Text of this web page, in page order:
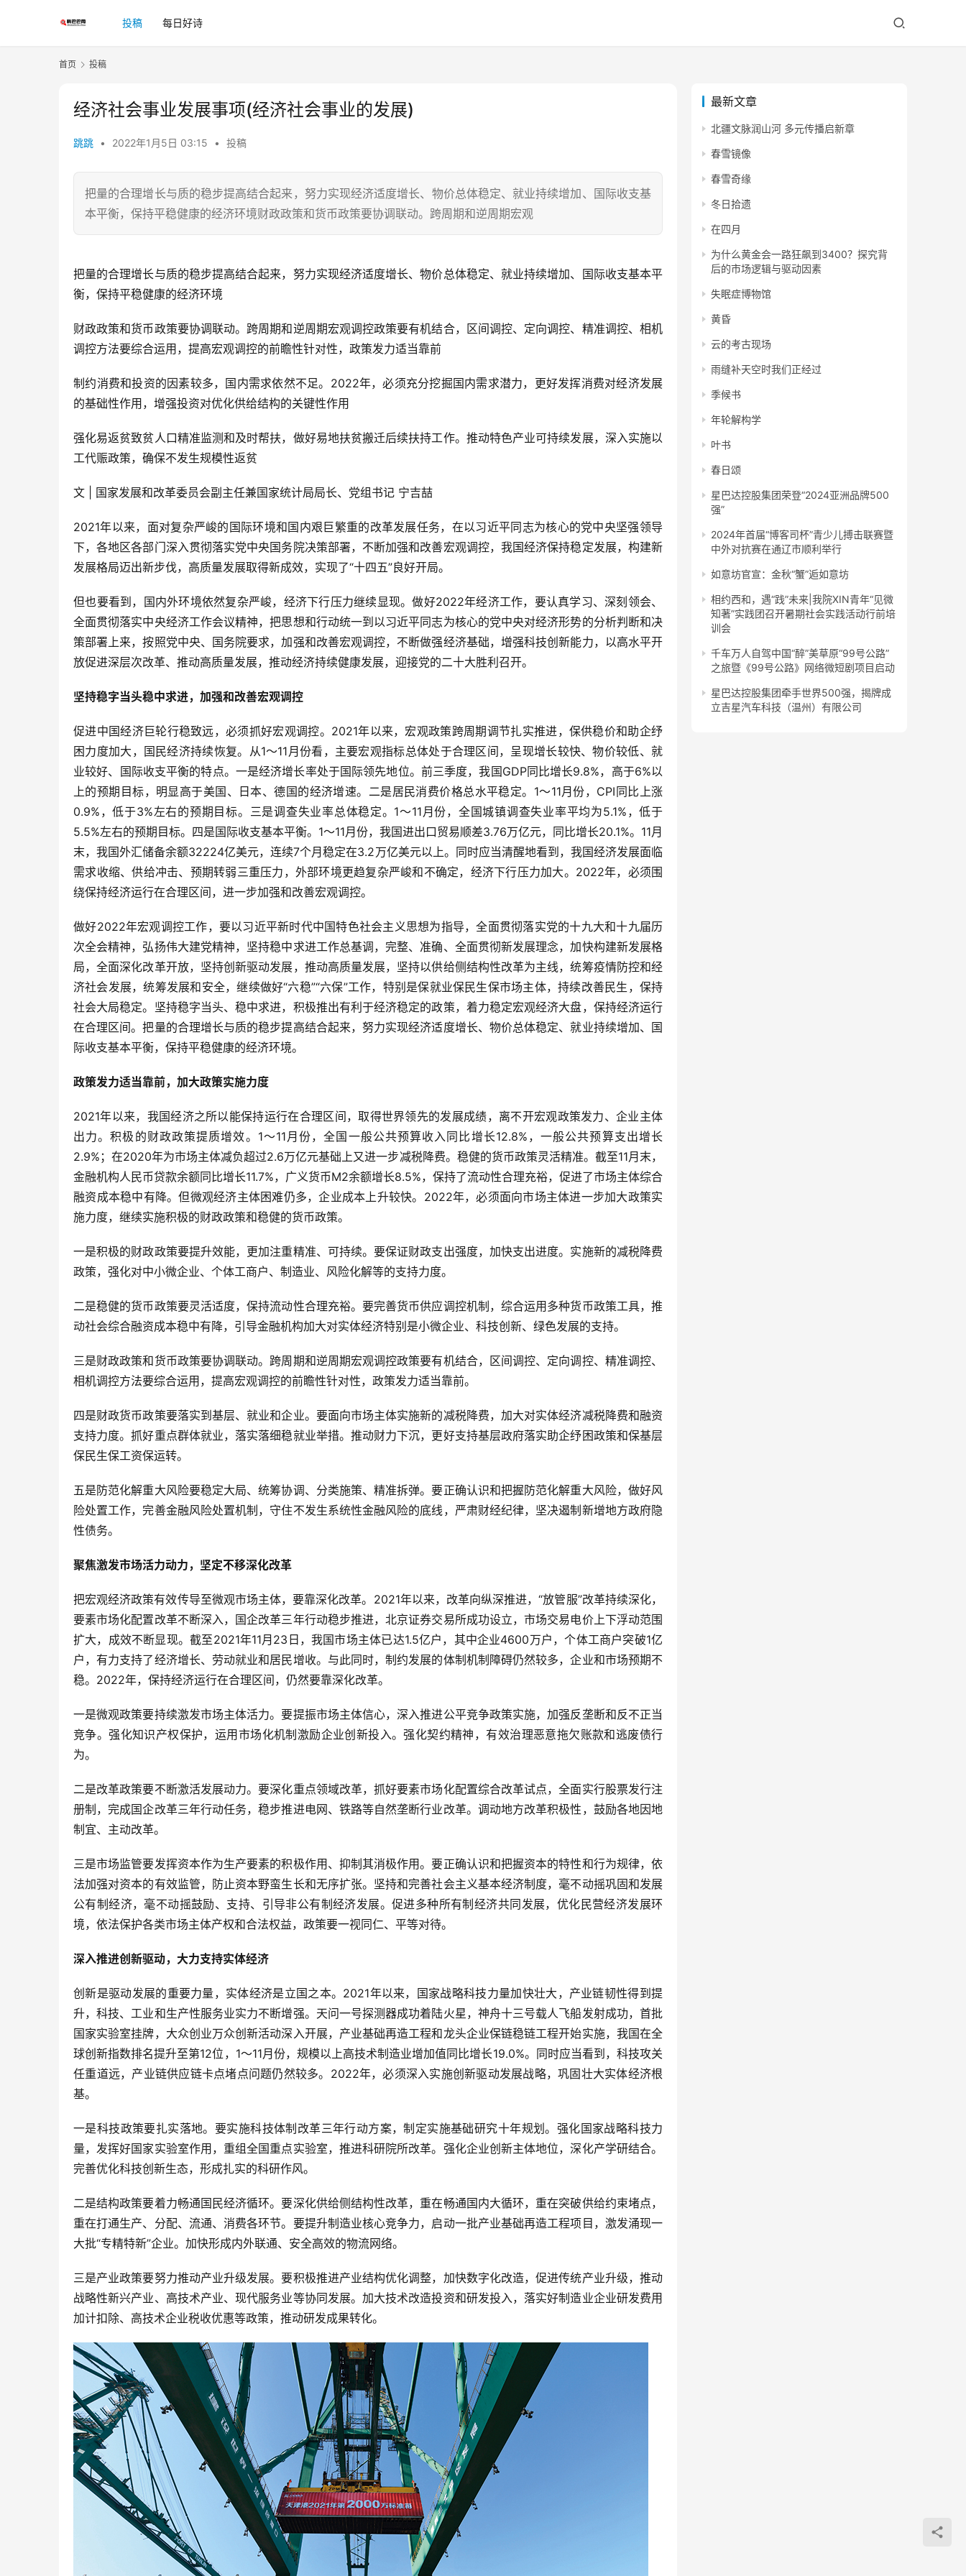
投稿 每日好诗
首页 投稿
经济社会事业发展事项(经济社会事业的发展)
跳跳 • 2022年1月5日 03:15 • 投稿
把量的合理增长与质的稳步提高结合起来，努力实现经济适度增长、物价总体稳定、就业持续增加、国际收支基
本平衡，保持平稳健康的经济环境财政政策和货币政策要协调联动。跨周期和逆周期宏观
把量的合理增长与质的稳步提高结合起来，努力实现经济适度增长、物价总体稳定、就业持续增加、国际收支基本平
衡，保持平稳健康的经济环境
财政政策和货币政策要协调联动。跨周期和逆周期宏观调控政策要有机结合，区间调控、定向调控、精准调控、相机
调控方法要综合运用，提高宏观调控的前瞻性针对性，政策发力适当靠前
制约消费和投资的因素较多，国内需求依然不足。2022年，必须充分挖掘国内需求潜力，更好发挥消费对经济发展
的基础性作用，增强投资对优化供给结构的关键性作用
强化易返贫致贫人口精准监测和及时帮扶，做好易地扶贫搬迁后续扶持工作。推动特色产业可持续发展，深入实施以
工代赈政策，确保不发生规模性返贫
文 | 国家发展和改革委员会副主任兼国家统计局局长、党组书记 宁吉喆
2021年以来，面对复杂严峻的国际环境和国内艰巨繁重的改革发展任务，在以习近平同志为核心的党中央坚强领导
下，各地区各部门深入贯彻落实党中央国务院决策部署，不断加强和改善宏观调控，我国经济保持稳定发展，构建新
发展格局迈出新步伐，高质量发展取得新成效，实现了“十四五”良好开局。
但也要看到，国内外环境依然复杂严峻，经济下行压力继续显现。做好2022年经济工作，要认真学习、深刻领会、
全面贯彻落实中央经济工作会议精神，把思想和行动统一到以习近平同志为核心的党中央对经济形势的分析判断和决
策部署上来，按照党中央、国务院要求，加强和改善宏观调控，不断做强经济基础，增强科技创新能力，以高水平开
放促进深层次改革、推动高质量发展，推动经济持续健康发展，迎接党的二十大胜利召开。
坚持稳字当头稳中求进， 加强和改善宏观调控
促进中国经济巨轮行稳致远，必须抓好宏观调控。2021年以来，宏观政策跨周期调节扎实推进，保供稳价和助企纾
困力度加大，国民经济持续恢复。从1～11月份看，主要宏观指标总体处于合理区间，呈现增长较快、物价较低、就
业较好、国际收支平衡的特点。一是经济增长率处于国际领先地位。前三季度，我国GDP同比增长9.8%，高于6%以
上的预期目标，明显高于美国、日本、德国的经济增速。二是居民消费价格总水平稳定。1～11月份，CPI同比上涨
0.9%，低于3%左右的预期目标。三是调查失业率总体稳定。1～11月份，全国城镇调查失业率平均为5.1%，低于
5.5%左右的预期目标。四是国际收支基本平衡。1～11月份，我国进出口贸易顺差3.76万亿元，同比增长20.1%。11月
末，我国外汇储备余额32224亿美元，连续7个月稳定在3.2万亿美元以上。同时应当清醒地看到，我国经济发展面临
需求收缩、供给冲击、预期转弱三重压力，外部环境更趋复杂严峻和不确定，经济下行压力加大。2022年，必须围
绕保持经济运行在合理区间，进一步加强和改善宏观调控。
做好2022年宏观调控工作，要以习近平新时代中国特色社会主义思想为指导，全面贯彻落实党的十九大和十九届历
次全会精神，弘扬伟大建党精神，坚持稳中求进工作总基调，完整、准确、全面贯彻新发展理念，加快构建新发展格
局，全面深化改革开放，坚持创新驱动发展，推动高质量发展，坚持以供给侧结构性改革为主线，统筹疫情防控和经
济社会发展，统筹发展和安全，继续做好“六稳”“六保”工作，特别是保就业保民生保市场主体，持续改善民生，保持
社会大局稳定。坚持稳字当头、稳中求进，积极推出有利于经济稳定的政策，着力稳定宏观经济大盘，保持经济运行
在合理区间。把量的合理增长与质的稳步提高结合起来，努力实现经济适度增长、物价总体稳定、就业持续增加、国
际收支基本平衡，保持平稳健康的经济环境。
政策发力适当靠前，加大政策实施力度
2021年以来，我国经济之所以能保持运行在合理区间，取得世界领先的发展成绩，离不开宏观政策发力、企业主体
出力。积极的财政政策提质增效。1～11月份，全国一般公共预算收入同比增长12.8%，一般公共预算支出增长
2.9%；在2020年为市场主体减负超过2.6万亿元基础上又进一步减税降费。稳健的货币政策灵活精准。截至11月末，
金融机构人民币贷款余额同比增长11.7%，广义货币M2余额增长8.5%，保持了流动性合理充裕，促进了市场主体综合
融资成本稳中有降。但微观经济主体困难仍多，企业成本上升较快。2022年，必须面向市场主体进一步加大政策实
施力度，继续实施积极的财政政策和稳健的货币政策。
一是积极的财政政策要提升效能，更加注重精准、可持续。要保证财政支出强度，加快支出进度。实施新的减税降费
政策，强化对中小微企业、个体工商户、制造业、风险化解等的支持力度。
二是稳健的货币政策要灵活适度，保持流动性合理充裕。要完善货币供应调控机制，综合运用多种货币政策工具，推
动社会综合融资成本稳中有降，引导金融机构加大对实体经济特别是小微企业、科技创新、绿色发展的支持。
三是财政政策和货币政策要协调联动。跨周期和逆周期宏观调控政策要有机结合，区间调控、定向调控、精准调控、
相机调控方法要综合运用，提高宏观调控的前瞻性针对性，政策发力适当靠前。
四是财政货币政策要落实到基层、就业和企业。要面向市场主体实施新的减税降费，加大对实体经济减税降费和融资
支持力度。抓好重点群体就业，落实落细稳就业举措。推动财力下沉，更好支持基层政府落实助企纾困政策和保基层
保民生保工资保运转。
五是防范化解重大风险要稳定大局、统筹协调、分类施策、精准拆弹。要正确认识和把握防范化解重大风险，做好风
险处置工作，完善金融风险处置机制，守住不发生系统性金融风险的底线，严肃财经纪律，坚决遏制新增地方政府隐
性债务。
聚焦激发市场活力动力，坚定不移深化改革
把宏观经济政策有效传导至微观市场主体，要靠深化改革。2021年以来，改革向纵深推进，“放管服”改革持续深化，
要素市场化配置改革不断深入，国企改革三年行动稳步推进，北京证券交易所成功设立，市场交易电价上下浮动范围
扩大，成效不断显现。截至2021年11月23日，我国市场主体已达1.5亿户，其中企业4600万户，个体工商户突破1亿
户，有力支持了经济增长、劳动就业和居民增收。与此同时，制约发展的体制机制障碍仍然较多，企业和市场预期不
稳。2022年，保持经济运行在合理区间，仍然要靠深化改革。
一是微观政策要持续激发市场主体活力。要提振市场主体信心，深入推进公平竞争政策实施，加强反垄断和反不正当
竞争。强化知识产权保护，运用市场化机制激励企业创新投入。强化契约精神，有效治理恶意拖欠账款和逃废债行
为。
二是改革政策要不断激活发展动力。要深化重点领域改革，抓好要素市场化配置综合改革试点，全面实行股票发行注
册制，完成国企改革三年行动任务，稳步推进电网、铁路等自然垄断行业改革。调动地方改革积极性，鼓励各地因地
制宜、主动改革。
三是市场监管要发挥资本作为生产要素的积极作用、抑制其消极作用。要正确认识和把握资本的特性和行为规律，依
法加强对资本的有效监管，防止资本野蛮生长和无序扩张。坚持和完善社会主义基本经济制度，毫不动摇巩固和发展
公有制经济，毫不动摇鼓励、支持、引导非公有制经济发展。促进多种所有制经济共同发展，优化民营经济发展环
境，依法保护各类市场主体产权和合法权益，政策要一视同仁、平等对待。
深入推进创新驱动，大力支持实体经济
创新是驱动发展的重要力量，实体经济是立国之本。2021年以来，国家战略科技力量加快壮大，产业链韧性得到提
升，科技、工业和生产性服务业实力不断增强。天问一号探测器成功着陆火星，神舟十三号载人飞船发射成功，首批
国家实验室挂牌，大众创业万众创新活动深入开展，产业基础再造工程和龙头企业保链稳链工程开始实施，我国在全
球创新指数排名提升至第12位，1～11月份，规模以上高技术制造业增加值同比增长19.0%。同时应当看到，科技攻关
任重道远，产业链供应链卡点堵点问题仍然较多。2022年，必须深入实施创新驱动发展战略，巩固壮大实体经济根
基。
一是科技政策要扎实落地。要实施科技体制改革三年行动方案，制定实施基础研究十年规划。强化国家战略科技力
量，发挥好国家实验室作用，重组全国重点实验室，推进科研院所改革。强化企业创新主体地位，深化产学研结合。
完善优化科技创新生态，形成扎实的科研作风。
二是结构政策要着力畅通国民经济循环。要深化供给侧结构性改革，重在畅通国内大循环，重在突破供给约束堵点，
重在打通生产、分配、流通、消费各环节。要提升制造业核心竞争力，启动一批产业基础再造工程项目，激发涌现一
大批“专精特新”企业。加快形成内外联通、安全高效的物流网络。
三是产业政策要努力推动产业升级发展。要积极推进产业结构优化调整，加快数字化改造，促进传统产业升级，推动
战略性新兴产业、高技术产业、现代服务业等协同发展。加大技术改造投资和研发投入，落实好制造业企业研发费用
加计扣除、高技术企业税收优惠等政策，推动研发成果转化。
最新文章
北疆文脉润山河 多元传播启新章
春雪镜像
春雪奇缘
冬日拾遗
在四月
为什么黄金会一路狂飙到3400？探究背
后的市场逻辑与驱动因素
失眠症博物馆
黄昏
云的考古现场
雨缝补天空时我们正经过
季候书
年轮解构学
叶书
春日颂
星巴达控股集团荣登“2024亚洲品牌500
强”
2024年首届“博客司杯”青少儿搏击联赛暨
中外对抗赛在通辽市顺利举行
如意坊官宣：金秋“蟹”逅如意坊
相约西和，遇“践”未来|我院XIN青年“见微
知著”实践团召开暑期社会实践活动行前培
训会
千车万人自驾中国“醉”美草原“99号公路”
之旅暨《99号公路》网络微短剧项目启动
星巴达控股集团牵手世界500强，揭牌成
立吉星汽车科技（温州）有限公司